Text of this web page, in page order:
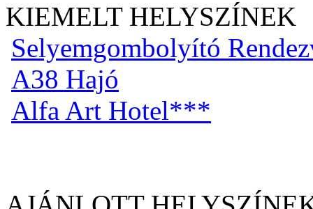
KIEMELT HELYSZÍNEK
Selyemgombolyító
A38 Hajó
Alfa Art Hotel***